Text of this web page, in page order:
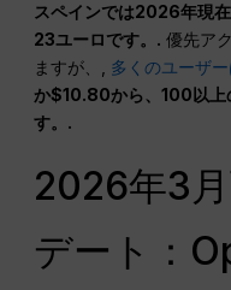
スペインでは2026年現
23ユーロです。. 優先ア
ますが、,
多くのユーザ
か$10.80から、100以上
す。.
2026年3
デート：